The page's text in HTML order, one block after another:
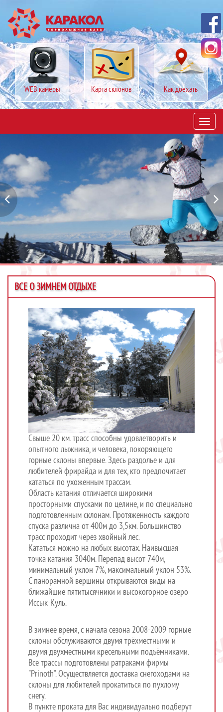
WEB камеры Карта склонов Как доехать
ВСЕ О ЗИМНЕМ ОТДЫХЕ
Свыше 20 км. трасс способны удовлетворить и
опытного лыжника, и человека, покоряющего
горные склоны впервые. Здесь раздолье и для
любителей фрирайда и для тех, кто предпочитает
кататься по ухоженным трассам.
Область катания отличается широкими
просторными спусками по целине, и по специально
подготовленным склонам. Протяженность каждого
спуска различна от 400м до 3,5км. Большинство
трасс проходит через хвойный лес.
Кататься можно на любых высотах. Наивысшая
точка катания 3040м. Перепад высот 740м,
минимальный уклон 7%, максимальный уклон 53%.
С панорамной вершины открываются виды на
ближайшие пятитысячники и высокогорное озеро
Иссык-Куль.
В зимнее время, с начала сезона 2008-2009 горные
склоны обслуживаются двумя трёхместными и
двумя двухместными кресельными подъёмниками.
Все трассы подготовлены ратраками фирмы
"Рrinoth". Осуществляется доставка снегоходами на
склоны для любителей прокатиться по пухлому
снегу.
В пункте проката для Вас индивидуально подберут